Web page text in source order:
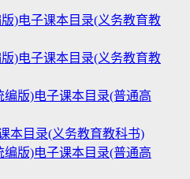
)电子课本目录(义务教育教
)电子课本目录(义务教育教
编版)电子课本目录(普通高
本目录(义务教育教科书)
编版)电子课本目录(普通高